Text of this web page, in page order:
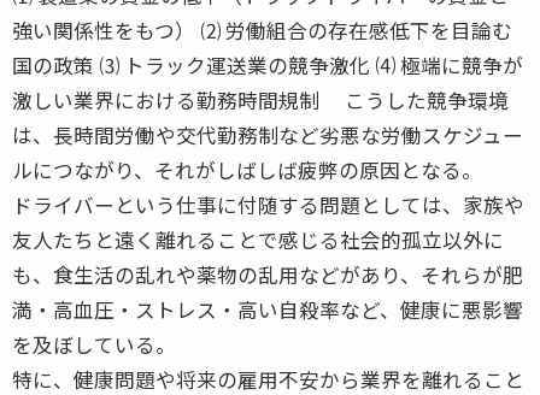
強い関係性をもつ） ⑵ 労働組合の存在感低下を目論む
国の政策 ⑶ トラック運送業の競争激化 ⑷ 極端に競争が
激しい業界における勤務時間規制 こうした競争環境
は、長時間労働や交代勤務制など劣悪な労働スケジュー
ルにつながり、それがしばしば疲弊の原因となる。
ドライバーという仕事に付随する問題としては、家族や
友人たちと遠く離れることで感じる社会的孤立以外に
も、食生活の乱れや薬物の乱用などがあり、それらが肥
満・高血圧・ストレス・高い自殺率など、健康に悪影響
を及ぼしている。
特に、健康問題や将来の雇用不安から業界を離れること